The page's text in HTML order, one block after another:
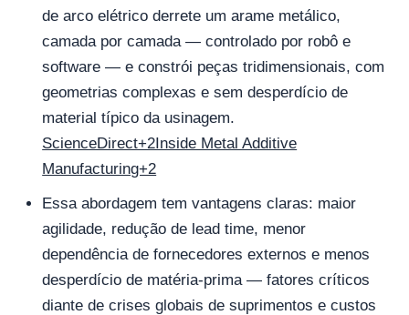
de arco elétrico derrete um arame metálico,
camada por camada — controlado por robô e
software — e constrói peças tridimensionais, com
geometrias complexas e sem desperdício de
material típico da usinagem.
ScienceDirect+2Inside Metal Additive
Manufacturing+2
Essa abordagem tem vantagens claras: maior
agilidade, redução de lead time, menor
dependência de fornecedores externos e menos
desperdício de matéria‑prima — fatores críticos
diante de crises globais de suprimentos e custos